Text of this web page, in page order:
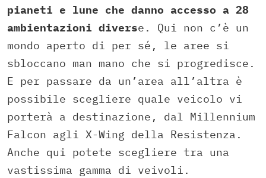
pianeti e lune che danno accesso a 28
ambientazioni diverse. Qui non c’è un
mondo aperto di per sé, le aree si
sbloccano man mano che si progredisce.
E per passare da un’area all’altra è
possibile scegliere quale veicolo vi
porterà a destinazione, dal Millennium
Falcon agli X-Wing della Resistenza.
Anche qui potete scegliere tra una
vastissima gamma di veivoli.